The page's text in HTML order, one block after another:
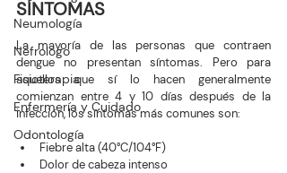
Neumología
Nefrologo
Fisioterapia
Enfermería y Cuidado
Odontología
SÍNTOMAS
La mayoría de las personas que contraen
dengue no presentan síntomas. Pero para
aquellos que sí lo hacen generalmente
comienzan entre 4 y 10 días después de la
infección, los síntomas más comunes son:
Fiebre alta (40°C/104°F)
Dolor de cabeza intenso